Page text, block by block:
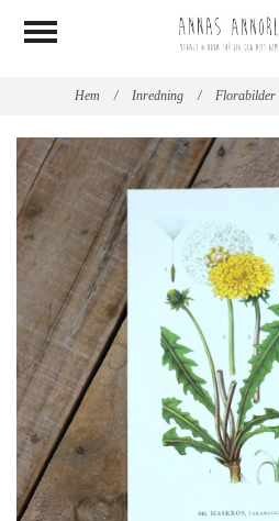
Hem / Inredning / Florabilder